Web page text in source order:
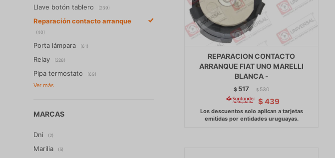
REPARACION CONTACTO
ARRANQUE FIAT UNO MARELLI
BLANCA -
$ 517 $ 530
$ 439
Llave botón tablero (239)
Reparación contacto arranque
(40)
Porta lámpara (61)
Relay (228)
Pipa termostato (69)
MARCAS
Dni (2)
Marilia (5)